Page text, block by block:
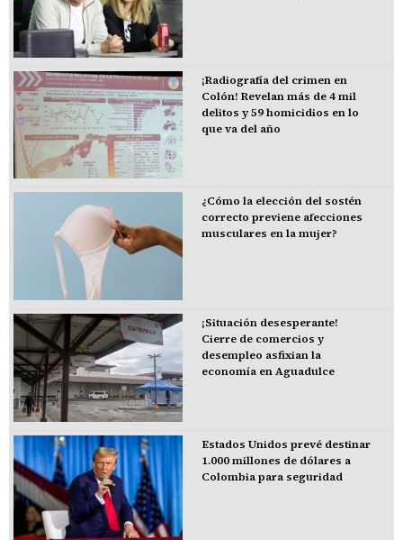
¡Radiografía del crimen en
Colón! Revelan más de 4 mil
delitos y 59 homicidios en lo
que va del año
¿Cómo la elección del sostén
correcto previene afecciones
musculares en la mujer?
¡Situación desesperante!
Cierre de comercios y
desempleo asfixian la
economía en Aguadulce
Estados Unidos prevé destinar
1.000 millones de dólares a
Colombia para seguridad